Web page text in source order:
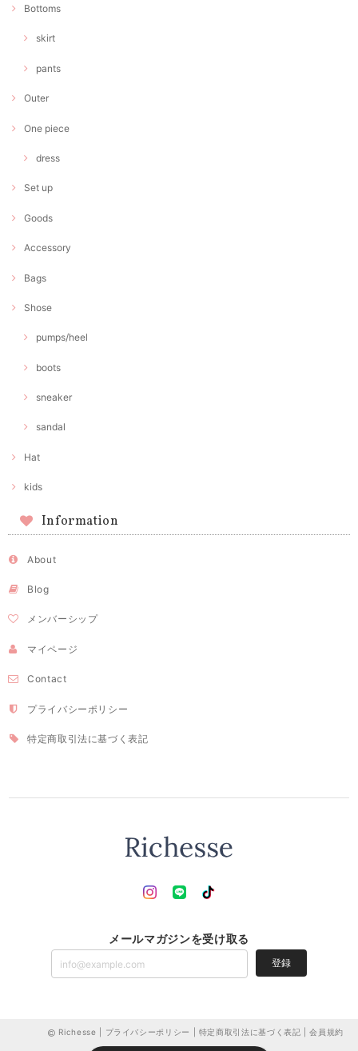
Bottoms
skirt
pants
Outer
One piece
dress
Set up
Goods
Accessory
Bags
Shose
pumps/heel
boots
sneaker
sandal
Hat
kids
Information
About
Blog
メンバーシップ
マイページ
Contact
プライバシーポリシー
特定商取引法に基づく表記
メールマガジンを受け取る
登録
Richesse | プライバシーポリシー 特定商取引法に基づく表記 |会員規約